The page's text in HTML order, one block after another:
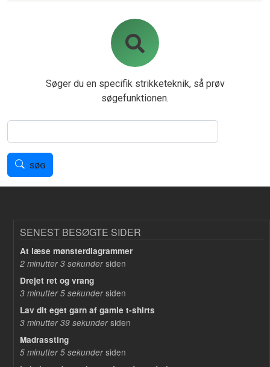
Søger du en specifik strikketeknik, så prøv
søgefunktionen.
Søg
SØG
SENEST BESØGTE SIDER
At læse mønsterdiagrammer
2 minutter 3 sekundersiden
Drejet ret og vrang
3 minutter 5 sekundersiden
Lav dit eget garn af gamle t-shirts
3 minutter 39 sekundersiden
Madrassting
5 minutter 5 sekundersiden